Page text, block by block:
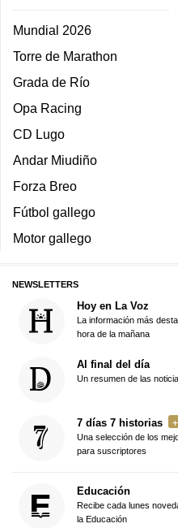
Mundial 2026
Torre de Marathon
Grada de Río
Opa Racing
CD Lugo
Andar Miudiño
Forza Breo
Fútbol gallego
Motor gallego
NEWSLETTERS
Hoy en La Voz
La información más
hora de la mañana
Al final del día
Un resumen de las
7 días 7 historias
Una selección de los
para suscriptores
Educación
Recibe cada lunes
la Educación